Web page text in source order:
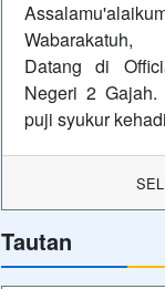
Wabarakatuh,
Datang di
Negeri 2
puji syukur
Tautan